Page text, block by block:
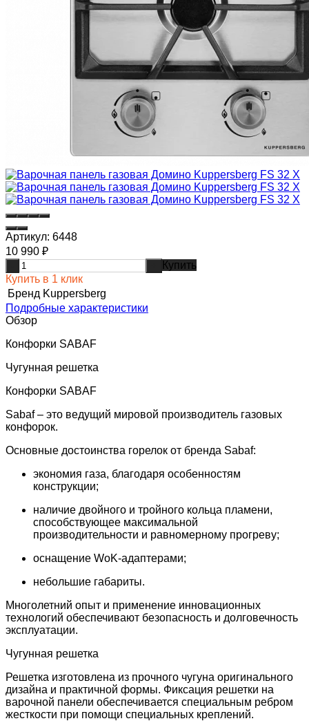
Артикул: 6448
10 990 ₽
Купить
Купить в 1 клик
Бренд Kuppersberg
Подробные характеристики
Обзор
Конфорки SABAF
Чугунная решетка
Конфорки SABAF
Sabaf – это ведущий мировой производитель газовых
конфорок.
Основные достоинства горелок от бренда Sabaf:
экономия газа, благодаря особенностям
конструкции;
наличие двойного и тройного кольца пламени,
способствующее максимальной
производительности и равномерному прогреву;
оснащение WoK-адаптерами;
небольшие габариты.
Многолетний опыт и применение инновационных
технологий обеспечивают безопасность и долговечность
эксплуатации.
Чугунная решетка
Решетка изготовлена из прочного чугуна оригинального
дизайна и практичной формы. Фиксация решетки на
варочной панели обеспечивается специальным ребром
жесткости при помощи специальных креплений.